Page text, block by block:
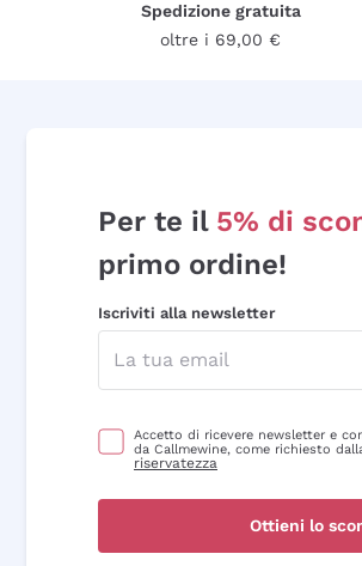
Spedizione gratuita
oltre i 69,00 €
Per te il 5% di
primo ordine!
Iscriviti alla newsletter
Accetto di ricevere newsletter e
da Callmewine, come richiesto
riservatezza
Ottieni lo